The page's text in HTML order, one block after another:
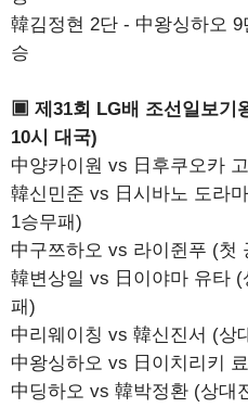
韓김정현 2단 - 中왕싱하오
승
▣ 제31회 LG배 조선일보기
10시 대국)
中양카이원 vs 日후쿠오카
韓신민준 vs 日시바노 도라
1승무패)
中구쯔하오 vs 라이쥔푸 (첫
韓변상일 vs 日이야마 유타
패)
中리웨이칭 vs 韓신진서 (상
中왕싱하오 vs 日이치리키
中딩하오 vs 韓박정환 (상대